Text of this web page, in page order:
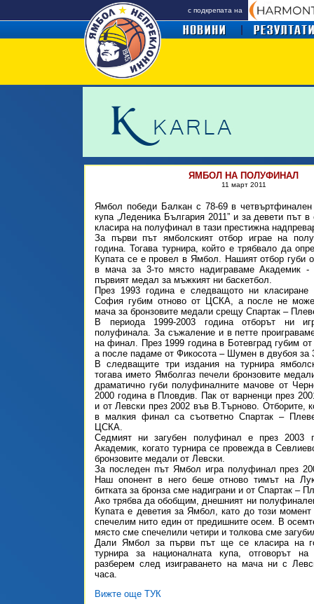
с подкрепата на
ЯМБОЛ НА ПОЛУФИНАЛ
11 март 2011
Ямбол победи Балкан с 78-69 в
купа „Леденика България 2011” и за девети път в
класира на полуфинал в тази престижна
За първи път ямболският отбор играе на
година. Тогава турнира, който е трябвало да
Купата се е провел в Ямбол. Нашият отбор губи
в мача за 3-то място надиграваме Академик
първият медал за мъжкият ни баскетбол.
През 1993 година е следващото ни
София губим отново от ЦСКА, а после не
мача за бронзовите медали срещу Спартак –
В периода 1999-2003 година отборът ни
полуфинала. За съжаление и в петте
на финал. През 1999 година в Ботевград губим
а после падаме от Фикосота – Шумен в двубоя за
В следващите три издания на турнира
тогава името Ямболгаз печели бронзовите
драматично губи полуфиналните мачове от
2000 година в Пловдив. Пак от варненци през
и от Левски през 2002 във В.Търново. Отборите,
в малкия финал са съответно Спартак –
ЦСКА.
Седмият ни загубен полуфинал е през 2003
Академик, когато турнира се провежда в
бронзовите медали от Левски.
За последен път Ямбол игра полуфинал през
Наш опонент в него беше отново тимът на
битката за бронза сме надиграни и от Спартак –
Ако трябва да обобщим, днешният ни
Купата е деветия за Ямбол, като до този
спечелим нито един от предишните осем. В
място сме спечелили четири и толкова сме
Дали Ямбол за първи път ще се класира на
турнира за националната купа, отговорът
разберем след изиграването на мача ни с
часа.
Вижте още ТУК